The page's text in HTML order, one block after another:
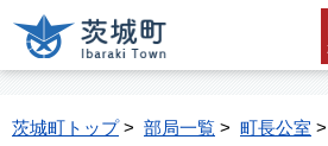
茨城町トップ> 部局一覧 > 町長公室 >